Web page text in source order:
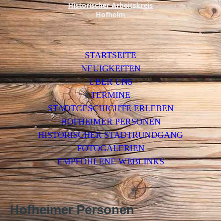
Historischer Arbeitskreis
Hofheim
STARTSEITE
NEUIGKEITEN
ÜBER UNS
TERMINE
STADTGESCHICHTE ERLEBEN
HOFHEIMER PERSONEN
HISTORISCHER STADTRUNDGANG
FOTOGALERIEN
EMPFOHLENE WEBLINKS
Hofheimer Personen